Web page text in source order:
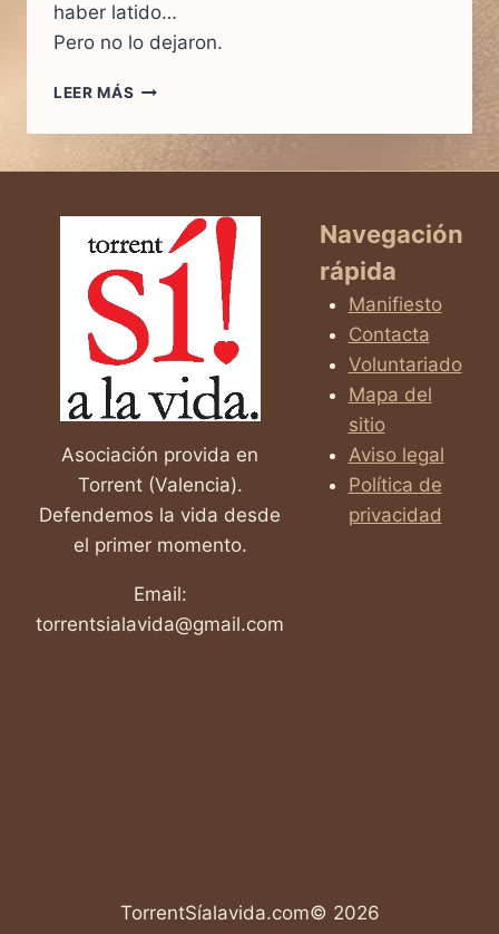
haber latido…
Pero no lo dejaron.
LEER MÁS UN
QUE
PUDO
HISTORIA
QUE
NUNCA
EXISTIÓ
Asociación provida en
Torrent (Valencia).
Defendemos la vida desde
el primer momento.
Email:
torrentsialavida@gmail.com
Navegación
rápida
Manifiesto
Contacta
Voluntariado
Mapa del
sitio
Aviso legal
Política de
privacidad
TorrentSíalavida.com© 2026